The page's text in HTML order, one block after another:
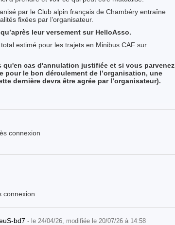
par le Club alpin français de Chambéry entraîne
fixées par l’organisateur.
leur versement sur HelloAsso.
estimé pour les trajets en Minibus CAF sur
qu'en cas d'annulation justifiée et si vous parvenez
pour le bon déroulement de l’organisation, une
dernière devra être agrée par l’organisateur).
connexion
connexion
bd7 - le 24/04/26, modifiée le 20/07/26 à 14:58